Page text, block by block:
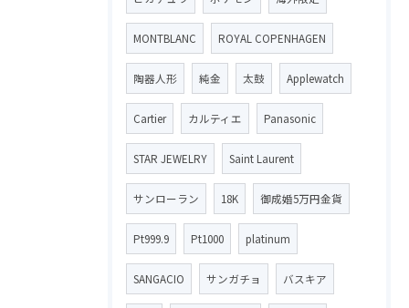
MONTBLANC ROYAL COPENHAGEN
陶器人形 純金 太鼓 Applewatch
Cartier カルティエ Panasonic
STAR JEWELRY Saint Laurent
サンローラン 18K 御成婚5万円金貨
Pt999.9 Pt1000 platinum
SANGACIO サンガチョ バスキア